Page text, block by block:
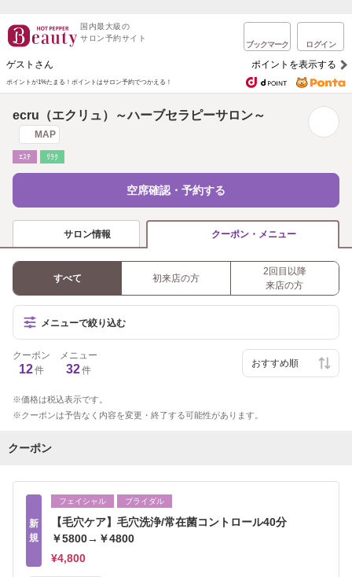
国内最大級の
サロン予約サイト
ブックマーク ログイン
ゲストさん ポイントを表示する
ポイントが1%たまる！ ポイントはサロン予約でつかえる！
ecru（エクリュ）～ハーブセラピーサロン～
MAP
ｴｽﾃ ﾘﾗｸ
空席確認・予約する
サロン情報 クーポン・メニュー
すべて 初来店の方
2回目以降
来店の方
メニューで絞り込む
クーポン
12件
メニュー
32件
価格は税込表示です。
クーポンは予告なく内容を変更・終了する可能性があります。
クーポン
新
規
フェイシャル ブライダル
【毛穴ケア】毛穴洗浄/常在菌コントロール40分
￥5800→￥4800
¥4,800